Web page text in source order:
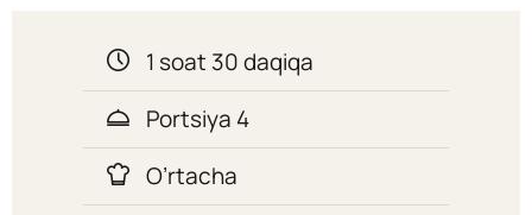
1 soat 30 daqiqa
Portsiya 4
O’rtacha